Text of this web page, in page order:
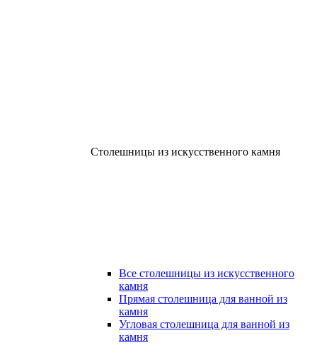
Столешницы из искусственного камня
Все столешницы из искусственного
камня
Прямая столешница для ванной из
камня
Угловая столешница для ванной из
камня